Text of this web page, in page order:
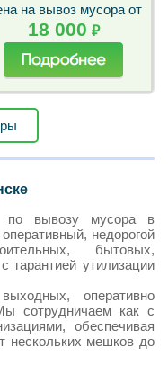
на вывоз мусора от
18 000 ₽
вывозу мусора в
недорогой
бытовых,
утилизации
оперативно
сотрудничаем как с
обеспечивая
нескольких мешков до